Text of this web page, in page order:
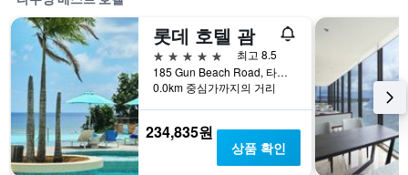
롯데 호텔 괌
5성급
최고 8.5
185 Gun Beach Road, 타무닝, 괌
0.0km 중심가까지의 거리
234,835원
상품 확인